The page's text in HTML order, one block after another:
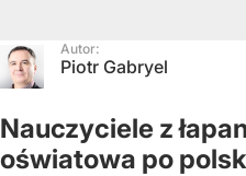
Autor:
Piotr Gabryel
Nauczyciele z
oświatowa po